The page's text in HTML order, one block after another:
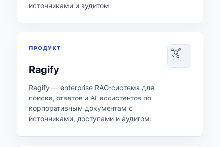
источниками и аудитом.
ПРОДУКТ
Ragify
Ragify — enterprise RAG-система для
поиска, ответов и AI-ассистентов по
корпоративным документам с
источниками, доступами и аудитом.